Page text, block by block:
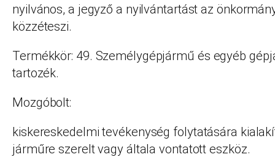
nyilvános, a jegyző a nyilvántartást az
közzéteszi.
Termékkör: 49. Személygépjármű és egyéb
tartozék.
Mozgóbolt:
kiskereskedelmi tevékenység folytatására
járműre szerelt vagy általa vontatott eszköz.